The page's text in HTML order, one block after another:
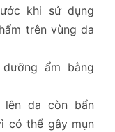
khi sử dụng
trên vùng da
ẩm bằng
lên da còn bẩn
có thể gây mụn